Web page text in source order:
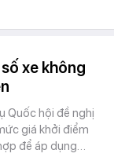
xe không
Quốc hội đề nghị
giá khởi điểm
để áp dụng…